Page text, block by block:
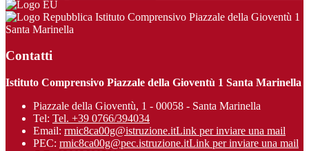
Istituto Comprensivo Piazzale della Gioventù 1
Santa Marinella
Contatti
Istituto Comprensivo Piazzale della Gioventù 1 Santa Marinella
Piazzale della Gioventù, 1 - 00058 - Santa Marinella
Tel: Tel. +39 0766/394034
Email: rmic8ca00g@istruzione.itLink per inviare una mail
PEC: rmic8ca00g@pec.istruzione.itLink per inviare una mail